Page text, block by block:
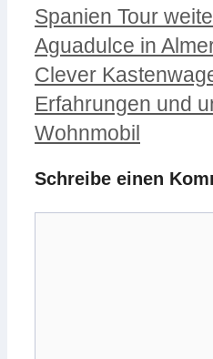
Spanien Tour
Aguadulce in
Clever
Erfahrungen und
Wohnmobil
Schreibe einen